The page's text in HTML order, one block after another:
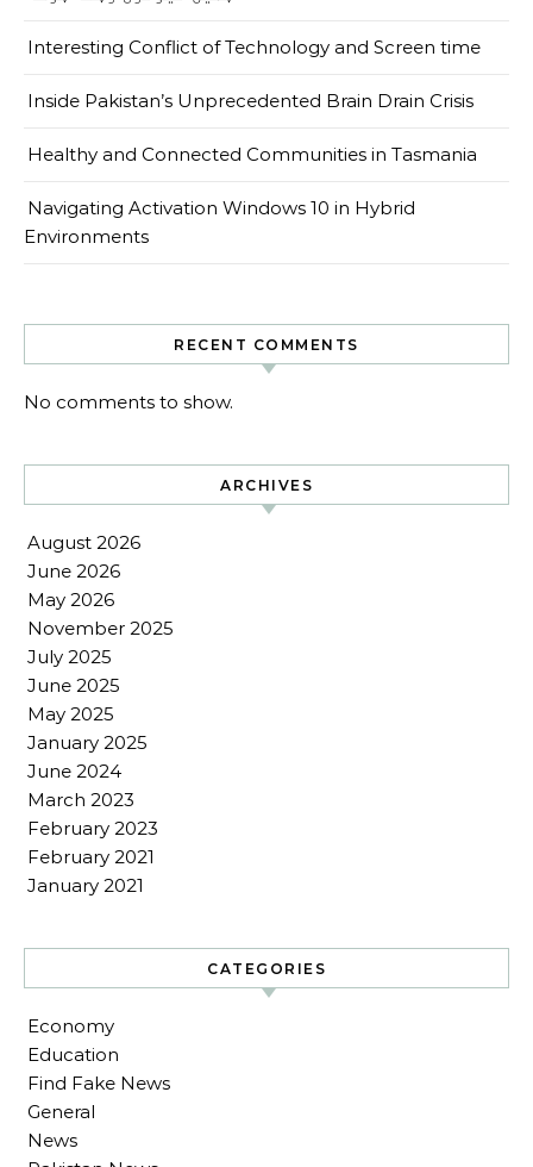
Interesting Conflict of Technology and Screen time
Inside Pakistan’s Unprecedented Brain Drain Crisis
Healthy and Connected Communities in Tasmania
Navigating Activation Windows 10 in Hybrid
Environments
RECENT COMMENTS
No comments to show.
ARCHIVES
August 2026
June 2026
May 2026
November 2025
July 2025
June 2025
May 2025
January 2025
June 2024
March 2023
February 2023
February 2021
January 2021
CATEGORIES
Economy
Education
Find Fake News
General
News